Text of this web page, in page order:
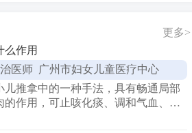
更多>
么作用
医师 广州市妇女儿童医疗中心
儿推拿中的一种手法，具有畅通局部
的作用，可止咳化痰、调和气血、提
在专业人士指导下进行，同时家长还